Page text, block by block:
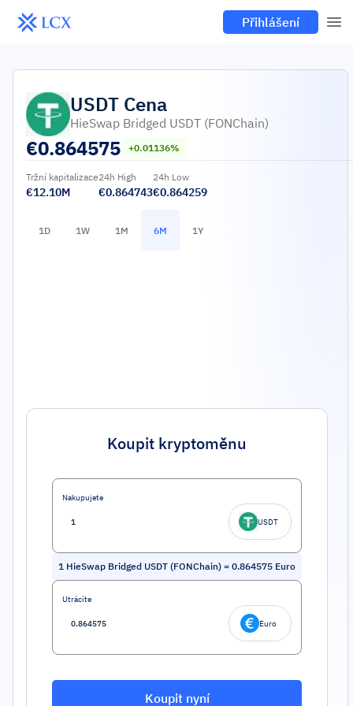
Přihlášení
USDT Cena
HieSwap Bridged USDT (FONChain)
€0.864575 +0.01136%
Tržní kapitalizace
€12.10M
24h High
€0.864743
24h Low
€0.864259
1D 1W 1M 6M 1Y
Koupit kryptoměnu
Nakupujete
USDT
1 HieSwap Bridged USDT (FONChain) = 0.864575 Euro
Utrácíte
Euro
Koupit nyní